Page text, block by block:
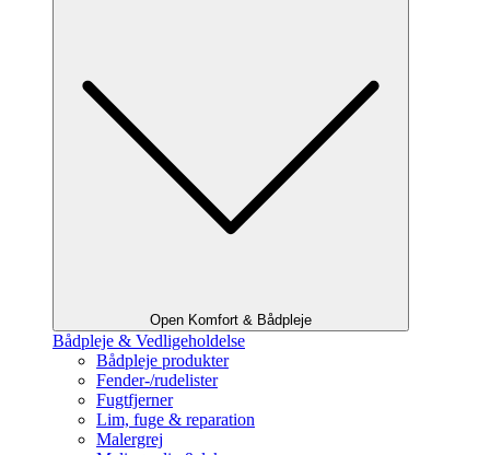
Open Komfort & Bådpleje
Bådpleje & Vedligeholdelse
Bådpleje produkter
Fender-/rudelister
Fugtfjerner
Lim, fuge & reparation
Malergrej